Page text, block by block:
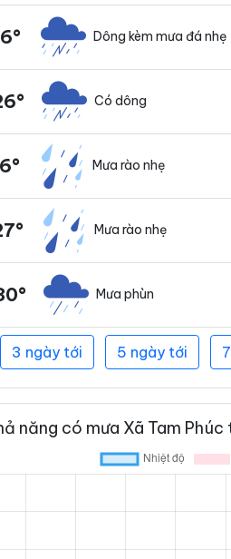
Dông kèm mưa đá nhẹ
Có dông
Mưa rào nhẹ
Mưa rào nhẹ
Mưa phùn
3 ngày tới 5 ngày tới
năng có mưa Xã Tam Phúc